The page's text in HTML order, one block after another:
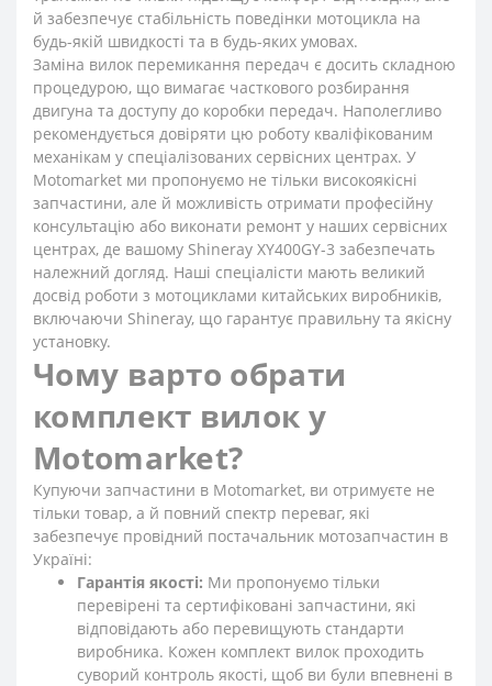
й забезпечує стабільність поведінки мотоцикла на
будь-якій швидкості та в будь-яких умовах.
Заміна вилок перемикання передач є досить складною
процедурою, що вимагає часткового розбирання
двигуна та доступу до коробки передач. Наполегливо
рекомендується довіряти цю роботу кваліфікованим
механікам у спеціалізованих сервісних центрах. У
Motomarket ми пропонуємо не тільки високоякісні
запчастини, але й можливість отримати професійну
консультацію або виконати ремонт у наших сервісних
центрах, де вашому Shineray XY400GY-3 забезпечать
належний догляд. Наші спеціалісти мають великий
досвід роботи з мотоциклами китайських виробників,
включаючи Shineray, що гарантує правильну та якісну
установку.
Чому варто обрати
комплект вилок у
Motomarket?
Купуючи запчастини в Motomarket, ви отримуєте не
тільки товар, а й повний спектр переваг, які
забезпечує провідний постачальник мотозапчастин в
Україні:
Гарантія якості: Ми пропонуємо тільки
перевірені та сертифіковані запчастини, які
відповідають або перевищують стандарти
виробника. Кожен комплект вилок проходить
суворий контроль якості, щоб ви були впевнені в